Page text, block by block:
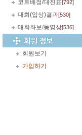
코트배정/대진표[792]
대회(입상)결과[530]
대회화보/동영상[536]
회원보기
가입하기